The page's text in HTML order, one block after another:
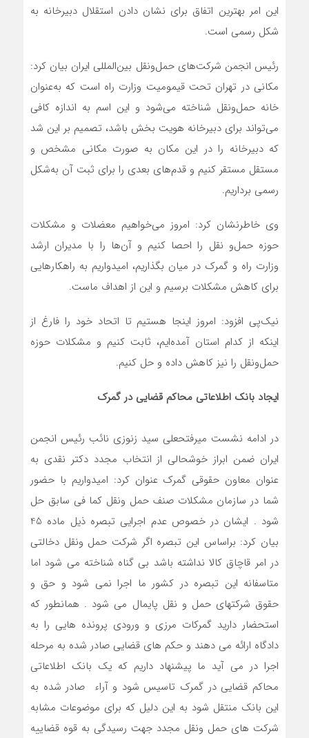
این امر بهترین اتفاق برای نشان دادن استقلال دبیرخانه به
شکل رسمی است.
رئیس انجمن شرکت‌های حمل‌ونقل بین‌المللی ایران بیان کرد:
مکانی در تهران تحت قیمومیت وزارت راه است که به‌عنوان
خانه حمل‌ونقل شناخته می‌شود و این اسم به اندازه کافی
می‌تواند برای دبیرخانه هویت بخش باشد، تصمیم بر این شد
که دبیرخانه را در این مکان به صورت مکانی مشخص و
مستقل مستقر کنیم و قدم‌های بعدی را برای ثبت آن به‌شکل
رسمی برداریم.
وی خاطرنشان کرد: امروز می‌خواهیم معضلات و مشکلات
حوزه حمل‌و نقل را احصا کنیم و آن‌ها را با مدیران ارشد
وزارت راه و گمرک در میان بگذاریم، امیدواریم به راهکارهایی
برای کاهش مشکلات برسیم و این از اهداف ماست.
نیک‌پی افزود: امروز اینجا هستیم تا اتحاد خود را فارغ از
اینکه از کدام استان آمده‌ایم، ثابت کنیم و مشکلات حوزه
حمل‌ونقل را نیز کاهش داده و حل کنیم.
ایجاد بانک اطلاعاتی محاکم قضایی در گمرک
در ادامه نشست میرفتحعلی سید زنوزی نائب رئیس انجمن
ایران ضمن ابراز خوشحالی از انتخاب مجدد دکتر نقدی به
عنوان معاون حقوقی گمرک عنوان کرد: امیدواریم با حضور
شما در سازمان مشکلات صنف حمل ونقل کما فی سابق حل
شود . ایشان در خصوص عدم اجرایی تبصره ذیل ماده 45
بیان کرد: براساس این تبصره اگر شرکت حمل ونقل دخالتی
در امر قاچاق کالا نداشته باشد بی گناه شناخته می شود اما
متاسفانه این تبصره در کشور ما اجرا نمی شود و حق و
حقوق شرکتهای حمل و نقل پایمال می شود . همانطور که
استحضار دارید گمرکات مرزی و ورودی پرونده هایی را به
دادگاه ارائه می دهند و حکم های قضایی صادر شده به مرحله
اجرا در می آید ما پیشنهاد داریم که یک بانک اطلاعاتی
محاکم قضایی در گمرک تاسیس شود و آراء صادر شده به
این بانک منتقل شود به این دلیل که برای موضوعات مشابه
شرکت های حمل ونقل مجدد جهت رسیدگی به قوه قضاییه